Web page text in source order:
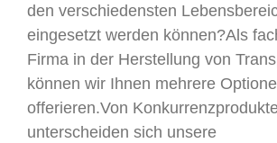
den verschiedensten
eingesetzt werden können?Als
Firma in der Herstellung von
können wir Ihnen mehrere
offerieren.Von
unterscheiden sich unsere